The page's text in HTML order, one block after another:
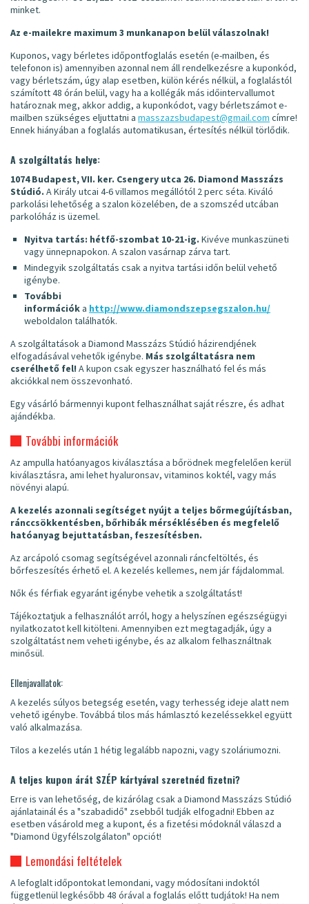
minket.
Az e-mailekre maximum 3 munkanapon belül válaszolnak!
Kuponos, vagy bérletes időpontfoglalás esetén (e-mailben, és
telefonon is) amennyiben azonnal nem áll rendelkezésre a kuponkód,
vagy bérletszám, úgy alap esetben, külön kérés nélkül, a foglalástól
számított 48 órán belül, vagy ha a kollégák más időintervallumot
határoznak meg, akkor addig, a kuponkódot, vagy bérletszámot e-
mailben szükséges eljuttatni a masszazsbudapest@gmail.com címre!
Ennek hiányában a foglalás automatikusan, értesítés nélkül törlődik.
A szolgáltatás helye:
1074 Budapest, VII. ker. Csengery utca 26. Diamond Masszázs
Stúdió. A Király utcai 4-6 villamos megállótól 2 perc séta. Kiváló
parkolási lehetőség a szalon közelében, de a szomszéd utcában
parkolóház is üzemel.
Nyitva tartás: hétfő-szombat 10-21-ig. Kivéve munkaszüneti
vagy ünnepnapokon. A szalon vasárnap zárva tart.
Mindegyik szolgáltatás csak a nyitva tartási időn belül vehető
igénybe.
További
információka http://www.diamondszepsegszalon.hu/
weboldalon találhatók.
A szolgáltatások a Diamond Masszázs Stúdió házirendjének
elfogadásával vehetők igénybe. Más szolgáltatásra nem
cserélhető fel! A kupon csak egyszer használható fel és más
akciókkal nem összevonható.
Egy vásárló bármennyi kupont felhasználhat saját részre, és adhat
ajándékba.
További információk
Az ampulla hatóanyagos kiválasztása a bőrödnek megfelelően kerül
kiválasztásra, ami lehet hyaluronsav, vitaminos koktél, vagy más
növényi alapú.
A kezelés azonnali segítséget nyújt a teljes bőrmegújításban,
ránccsökkentésben, bőrhibák mérséklésében és megfelelő
hatóanyag bejuttatásban, feszesítésben.
Az arcápoló csomag segítségével azonnali ráncfeltöltés, és
bőrfeszesítés érhető el. A kezelés kellemes, nem jár fájdalommal.
Nők és férfiak egyaránt igénybe vehetik a szolgáltatást!
Tájékoztatjuk a felhasználót arról, hogy a helyszínen egészségügyi
nyilatkozatot kell kitölteni. Amennyiben ezt megtagadják, úgy a
szolgáltatást nem veheti igénybe, és az alkalom felhasználtnak
minősül.
Ellenjavallatok:
A kezelés súlyos betegség esetén, vagy terhesség ideje alatt nem
vehető igénybe. Továbbá tilos más hámlasztó kezeléssekkel együtt
való alkalmazása.
Tilos a kezelés után 1 hétig legalább napozni, vagy szoláriumozni.
A teljes kupon árát SZÉP kártyával szeretnéd fizetni?
Erre is van lehetőség, de kizárólag csak a Diamond Masszázs Stúdió
ajánlatainál és a "szabadidő" zsebből tudják elfogadni! Ebben az
esetben vásárold meg a kupont, és a fizetési módoknál válaszd a
"Diamond Ügyfélszolgálaton" opciót!
Lemondási feltételek
A lefoglalt időpontokat lemondani, vagy módosítani indoktól
függetlenül legkésőbb 48 órával a foglalás előtt tudjátok! Ha nem